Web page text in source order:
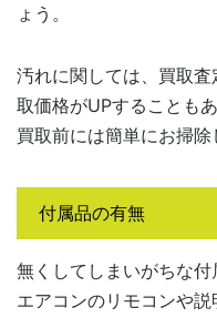
ょう。
汚れに関しては、買取
取価格がUPすることもあ
買取前には簡単にお掃除
付属品の有無
無くしてしまいがちな付
エアコンのリモコンや